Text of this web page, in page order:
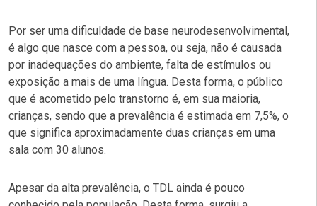
Por ser uma dificuldade de base neurodesenvolvimental,
é algo que nasce com a pessoa, ou seja, não é causada
por inadequações do ambiente, falta de estímulos ou
exposição a mais de uma língua. Desta forma, o público
que é acometido pelo transtorno é, em sua maioria,
crianças, sendo que a prevalência é estimada em 7,5%, o
que significa aproximadamente duas crianças em uma
sala com 30 alunos.
Apesar da alta prevalência, o TDL ainda é pouco